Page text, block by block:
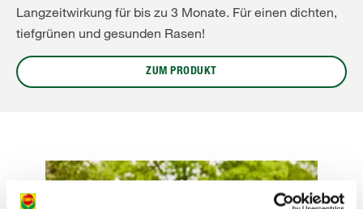
Langzeitwirkung für bis zu 3 Monate. Für einen dichten,
tiefgrünen und gesunden Rasen!
ZUM PRODUKT